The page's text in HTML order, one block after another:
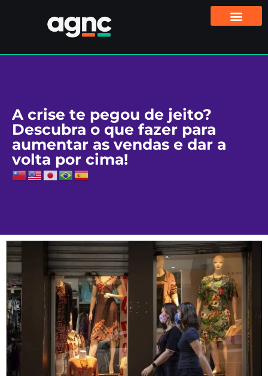
A crise te pegou de jeito?
Descubra o que fazer para
aumentar as vendas e dar a
volta por cima!